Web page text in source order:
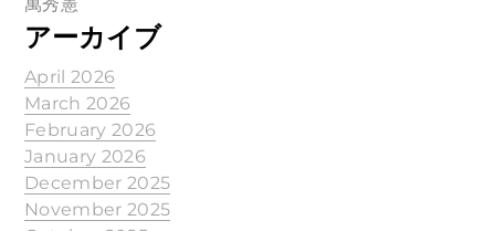
アーカイブ
April 2026
March 2026
February 2026
January 2026
December 2025
November 2025